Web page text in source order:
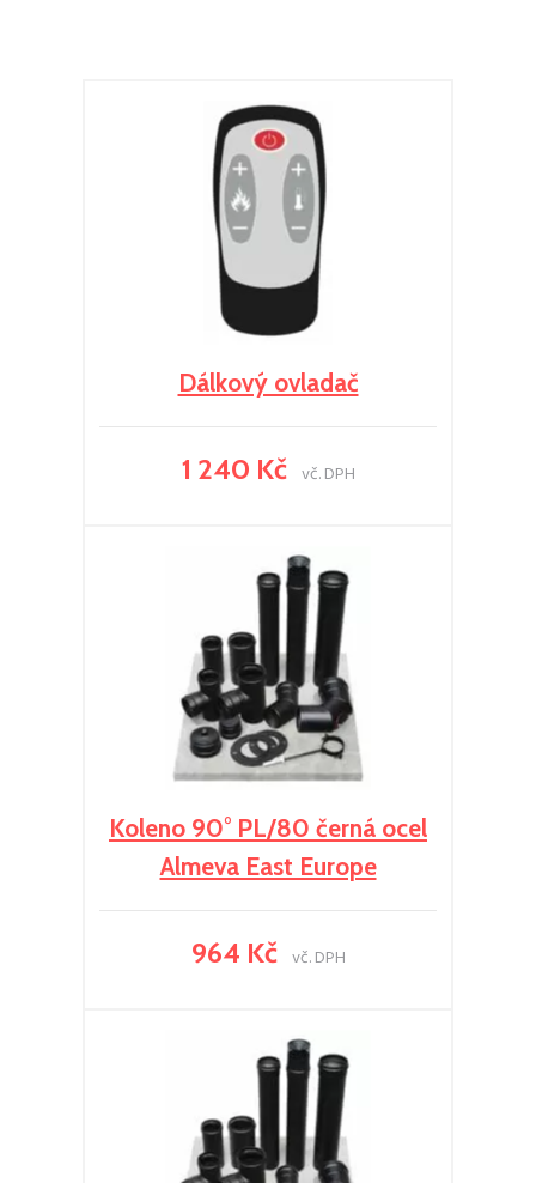
Dálkový ovladač
1 240 Kč vč. DPH
Koleno 90° PL/80 černá ocel
Almeva East Europe
964 Kč vč. DPH